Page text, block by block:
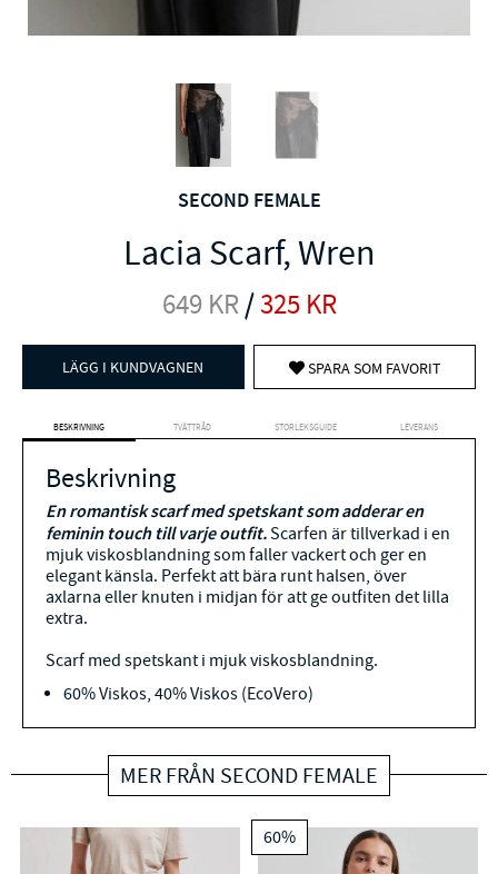
SECOND FEMALE
Lacia Scarf, Wren
649 KR/325KR
LÄGG I KUNDVAGNEN SPARA SOM FAVORIT
BESKRIVNING TVÄTTRÅD STORLEKSGUIDE LEVERANS
Beskrivning
En romantisk scarf med spetskant som adderar en
feminin touch till varje outfit.Scarfen är tillverkad i en
mjuk viskosblandning som faller vackert och ger en
elegant känsla. Perfekt att bära runt halsen, över
axlarna eller knuten i midjan för att ge outfiten det lilla
extra.
Scarf med spetskant i mjuk viskosblandning.
60% Viskos, 40% Viskos (EcoVero)
MER FRÅN SECOND FEMALE
60%